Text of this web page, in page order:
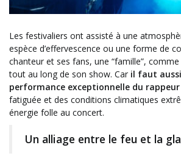
Les festivaliers ont assisté à une
espèce d’effervescence ou une forme de
chanteur et ses fans, une “famille”, comme
tout au long de son show. Car il faut
performance exceptionnelle du rappeur
fatiguée et des conditions climatiques
énergie folle au concert.
Un alliage entre le feu et la